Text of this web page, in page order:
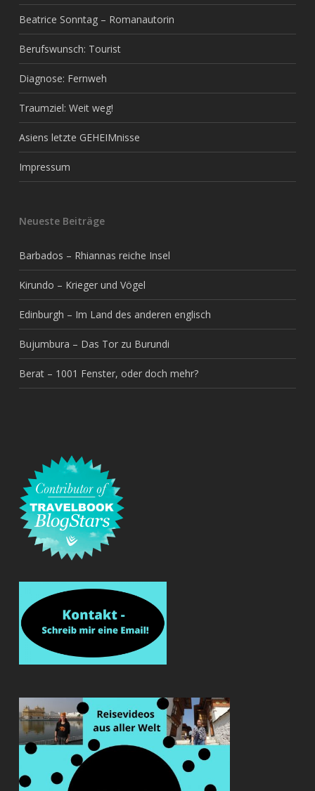
Beatrice Sonntag – Romanautorin
Berufswunsch: Tourist
Diagnose: Fernweh
Traumziel: Weit weg!
Asiens letzte GEHEIMnisse
Impressum
Neueste Beiträge
Barbados – Rhiannas reiche Insel
Kirundo – Krieger und Vögel
Edinburgh – Im Land des anderen englisch
Bujumbura – Das Tor zu Burundi
Berat – 1001 Fenster, oder doch mehr?